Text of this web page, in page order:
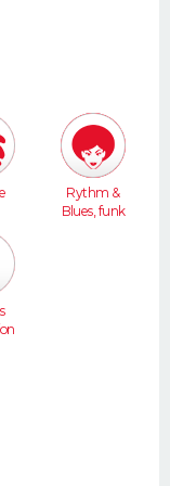
Rythm &
Blues, funk